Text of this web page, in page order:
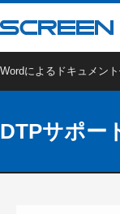
Wordによるドキュメン
DTPサポー